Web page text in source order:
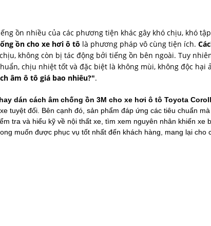
ồn nhiều của các phương tiện khác gây khó chịu, khó
ồn cho xe hơi ô tô là phương pháp vô cùng tiện ích.
không còn bị tác động bởi tiếng ồn bên ngoài. Tuy
chịu nhiệt tốt và đặc biệt là không mùi, không độc hại
âm ô tô giá bao nhiêu?".
dán cách âm chống ồn 3M cho xe hơi ô tô Toyota
tuyệt đối. Bên cạnh đó, sản phẩm đáp ứng các tiêu chuẩn
tra và hiểu kỹ về nội thất xe, tìm xem nguyên nhân khiến xe
muốn được phục vụ tốt nhất đến khách hàng, mang lại cho